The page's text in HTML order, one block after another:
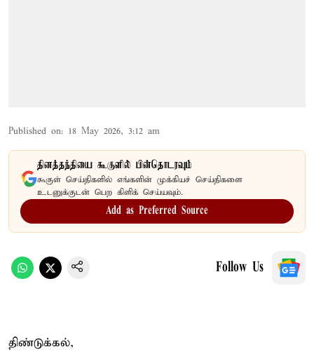
Published on: 18 May 2026, 3:12 am
தினத்தந்தியை கூகுளில் பின்தொடரவும்
கூகுள் செய்திகளில் எங்களின் முக்கியச் செய்திகளை
உடனுக்குடன் பெற கிளிக் செய்யவும்.
Add as Preferred Source
Follow Us
திண்டுக்கல்,